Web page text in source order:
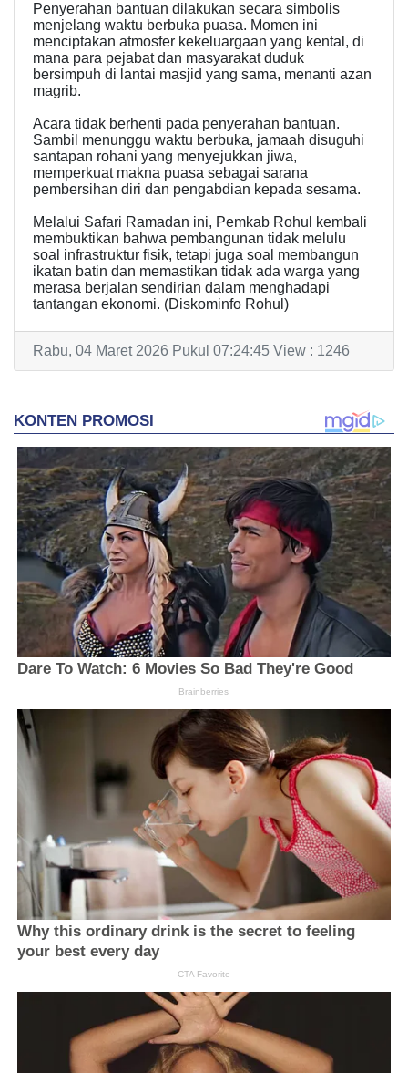
Penyerahan bantuan dilakukan secara simbolis
menjelang waktu berbuka puasa. Momen ini
menciptakan atmosfer kekeluargaan yang kental, di
mana para pejabat dan masyarakat duduk
bersimpuh di lantai masjid yang sama, menanti azan
magrib.
Acara tidak berhenti pada penyerahan bantuan.
Sambil menunggu waktu berbuka, jamaah disuguhi
santapan rohani yang menyejukkan jiwa,
memperkuat makna puasa sebagai sarana
pembersihan diri dan pengabdian kepada sesama.
Melalui Safari Ramadan ini, Pemkab Rohul kembali
membuktikan bahwa pembangunan tidak melulu
soal infrastruktur fisik, tetapi juga soal membangun
ikatan batin dan memastikan tidak ada warga yang
merasa berjalan sendirian dalam menghadapi
tantangan ekonomi. (Diskominfo Rohul)
Rabu, 04 Maret 2026 Pukul 07:24:45 View : 1246